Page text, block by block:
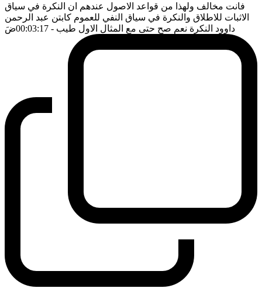
فانت مخالف ولهذا من قواعد الاصول عندهم ان النكرة في سياق
الاثبات للاطلاق والنكرة في سياق النفي للعموم كابتن عبد الرحمن
داوود النكرة نعم صح حتى مع المثال الاول طيب - 00:03:17 ضَ